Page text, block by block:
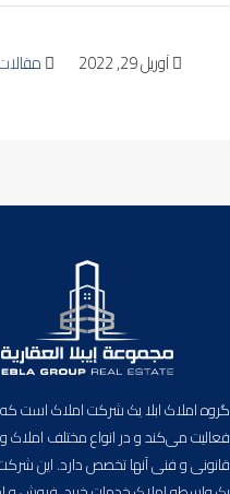
آوریل 29, 2022
گروه املاک ابلا یک شرکت املاک است که
فعالیت می‌کند و در انواع مختلف املاک
قانونی و فنی آنها تخصص دارد. این